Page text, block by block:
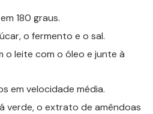
180 graus.
o fermento e o sal.
o leite com o óleo e junte à
em velocidade média.
verde, o extrato de amêndoas